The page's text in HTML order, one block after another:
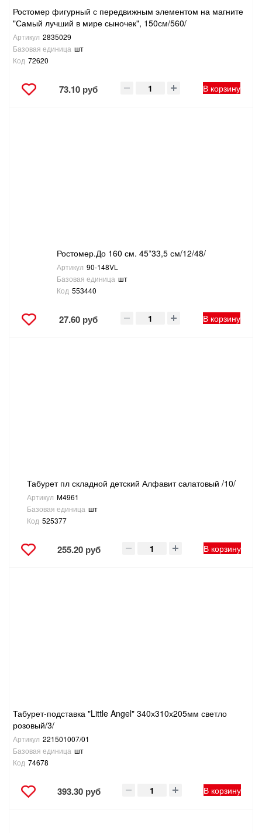
Ростомер фигурный с передвижным элементом на магните
"Самый лучший в мире сыночек", 150см/560/
Артикул 2835029
Базовая единица шт
Код 72620
73.10 руб В корзину
Ростомер.До 160 см. 45*33,5 см/12/48/
Артикул 90-148VL
Базовая единица шт
Код 553440
27.60 руб В корзину
Табурет пл складной детский Алфавит салатовый /10/
Артикул М4961
Базовая единица шт
Код 525377
255.20 руб В корзину
Табурет-подставка "Little Angel" 340х310х205мм светло
розовый/3/
Артикул 221501007/01
Базовая единица шт
Код 74678
393.30 руб В корзину